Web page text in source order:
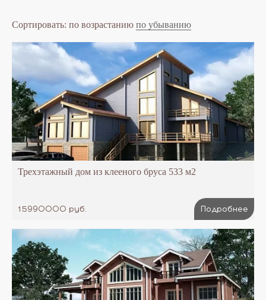
Сортировать: по возрастанию по убыванию
Трехэтажный дом из клееного бруса 533 м2
15990000 руб. Подробнее